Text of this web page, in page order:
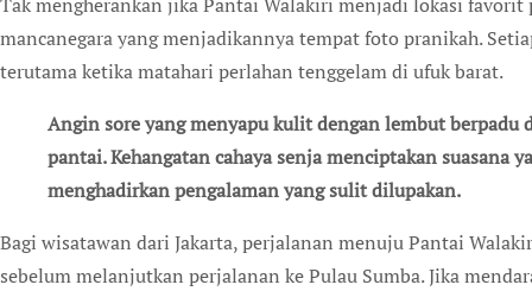
Tak mengherankan jika Pantai Walakiri menjadi lokasi
mancanegara yang menjadikannya tempat foto pranikah.
terutama ketika matahari perlahan tenggelam di ufuk barat.
Angin sore yang menyapu kulit dengan lembut berpadu dengan suara ombak yang berkejaran di bibir
pantai. Kehangatan cahaya senja menciptakan suasana
menghadirkan pengalaman yang sulit dilupakan.
Bagi wisatawan dari Jakarta, perjalanan menuju Pantai
sebelum melanjutkan perjalanan ke Pulau Sumba. Jika